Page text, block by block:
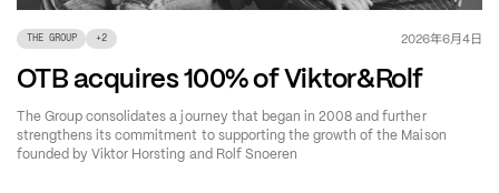
THE GROUP +2 2026年6月4日
OTB acquires 100% of Viktor&Rolf
The Group consolidates a journey that began in 2008 and further
strengthens its commitment to supporting the growth of the Maison
founded by Viktor Horsting and Rolf Snoeren